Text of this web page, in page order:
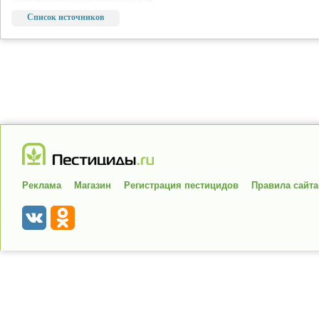
Список источников
Реклама Магазин Регистрация пестицидов Правила сайта